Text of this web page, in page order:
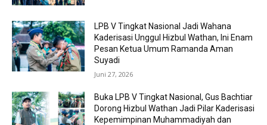
LPB V Tingkat Nasional Jadi Wahana
Kaderisasi Unggul Hizbul Wathan, Ini Enam
Pesan Ketua Umum Ramanda Aman
Suyadi
Juni 27, 2026
Buka LPB V Tingkat Nasional, Gus Bachtiar
Dorong Hizbul Wathan Jadi Pilar Kaderisasi
Kepemimpinan Muhammadiyah dan